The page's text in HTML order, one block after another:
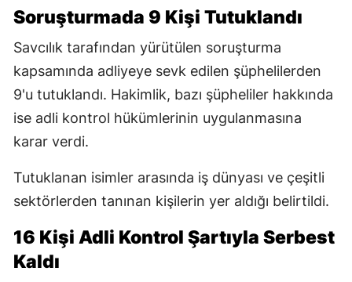
Soruşturmada 9 Kişi Tutuklandı
Savcılık tarafından yürütülen soruşturma
kapsamında adliyeye sevk edilen şüphelilerden
9'u tutuklandı. Hakimlik, bazı şüpheliler hakkında
ise adli kontrol hükümlerinin uygulanmasına
karar verdi.
Tutuklanan isimler arasında iş dünyası ve çeşitli
sektörlerden tanınan kişilerin yer aldığı belirtildi.
16 Kişi Adli Kontrol Şartıyla Serbest
Kaldı